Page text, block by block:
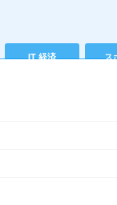
IT 経済 ス